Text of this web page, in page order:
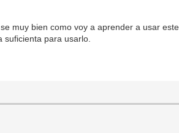
muy bien como voy a aprender a usar
para usarlo.